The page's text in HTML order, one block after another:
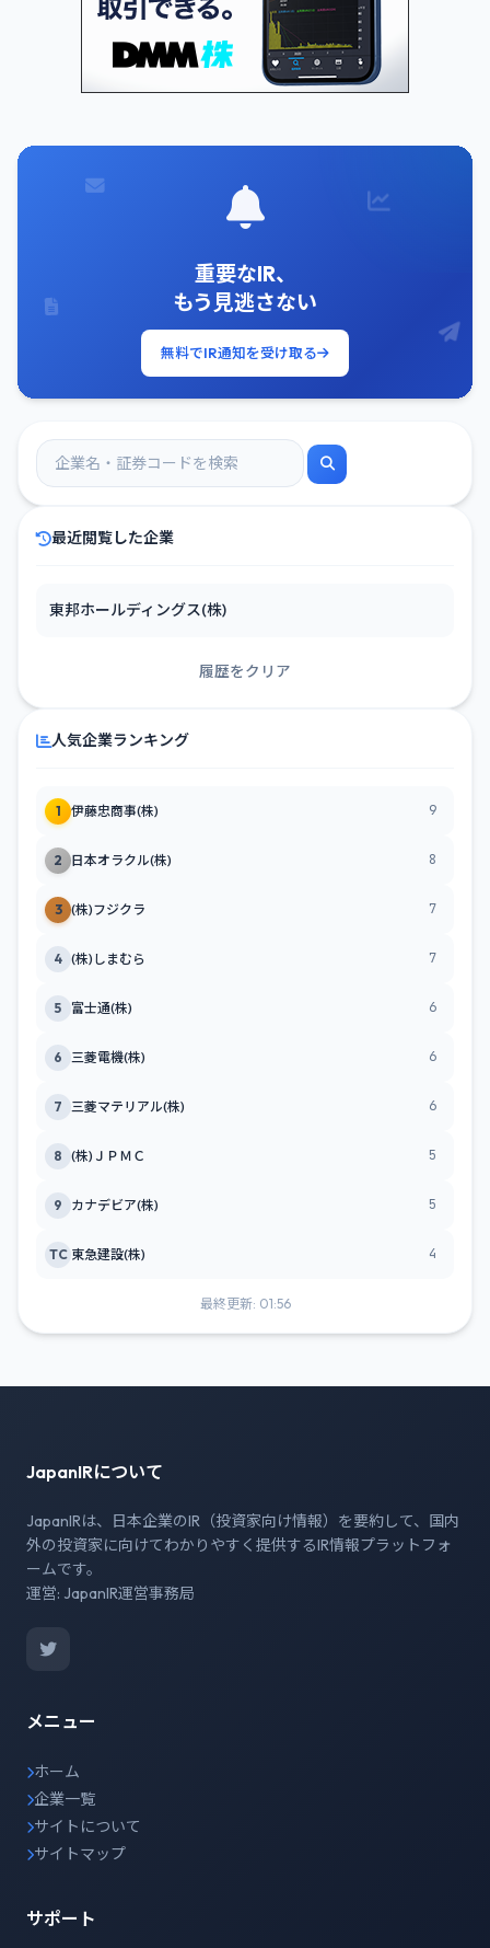
重要なIR、
もう見逃さない
無料でIR通知を受け取る
最近閲覧した企業
東邦ホールディングス(株)
履歴をクリア
人気企業ランキング
1 伊藤忠商事(株) 9
2 日本オラクル(株) 8
3 (株)フジクラ 7
4 (株)しまむら 7
5 富士通(株) 6
6 三菱電機(株) 6
7 三菱マテリアル(株) 6
8 (株)ＪＰＭＣ 5
9 カナデビア(株) 5
TC 東急建設(株) 4
最終更新: 01:56
JapanIRについて
JapanIRは、日本企業のIR（投資家向け情報）を要約して、国内
外の投資家に向けてわかりやすく提供するIR情報プラットフォ
ームです。
運営: JapanIR運営事務局
メニュー
ホーム
企業一覧
サイトについて
サイトマップ
サポート